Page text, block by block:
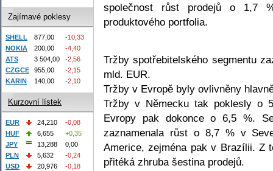
společnost růst prodejů o 1,7
produktového portfolia.
Tržby spotřebitelského segmentu
mld. EUR.
Tržby v Evropě byly ovlivněny
Tržby v Německu tak poklesly o
Evropy pak dokonce o 6,5 %.
zaznamenala růst o 8,7 % v
Americe, zejména pak v Brazílii. Z
přitéká zhruba šestina prodejů.
Zajímavé poklesy
SHELL 877,00
-10,33
NOKIA
200,00
-4,40
ATS
3 504,00
-2,56
CZGCE
955,00
-2,15
KARIN
140,00 -2,10
Kurzovní lístek
EUR 24,210
-0,08
HUF
6,655
+0,35
JPY
13,288
0,00
PLN
5,632
-0,24
USD
20,976 -0,18